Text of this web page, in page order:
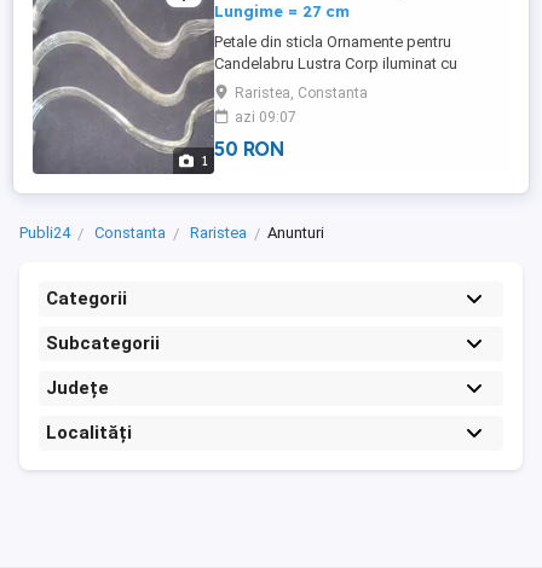
1
Lungime = 27 cm
Petale din sticla Ornamente pentru
Candelabru Lustra Corp iluminat cu
lungimea de 27 centimetri. Pentru alte
detalii puteti lasa mesaj sau numarul
dumneavoastra de telefon.
Raristea, Constanta
azi 09:07
50 RON
Publi24 Constanta Raristea Anunturi
Categorii
Subcategorii
Județe
Localități